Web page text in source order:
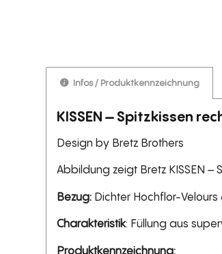
Infos / Produktkennzeichnung
KISSEN – Spitzkissen
Design by Bretz Brothers
Abbildung zeigt Bretz KISSEN
Bezug: Dichter Hochflor-Velours
Charakteristik: Füllung aus
Produktkennzeichnung: